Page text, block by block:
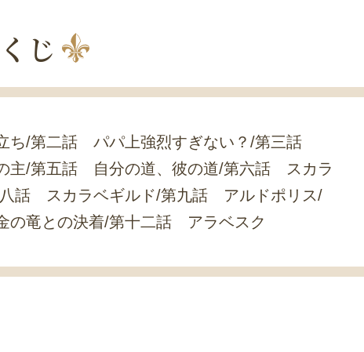
じ
ち/第二話 パパ上強烈すぎない？/第三話
主/第五話 自分の道、彼の道/第六話 スカラ
話 スカラベギルド/第九話 アルドポリス/
竜との決着/第十二話 アラベスク